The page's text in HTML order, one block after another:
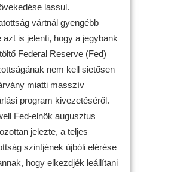
lassul.
vártnál gyengébb
azt is jelenti, hogy a jegybank
Federal Reserve (Fed)
nem kell sietősen
miatti masszív
program kivezetéséről.
Fed-elnök augusztus
jelezte, a teljes
szintjének újbóli elérése
hogy elkezdjék leállítani